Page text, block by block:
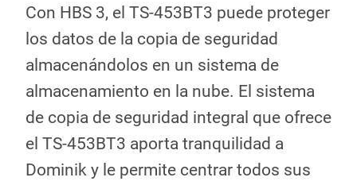
Con HBS 3, el TS-453BT3 puede proteger
los datos de la copia de seguridad
almacenándolos en un sistema de
almacenamiento en la nube. El sistema
de copia de seguridad integral que ofrece
el TS-453BT3 aporta tranquilidad a
Dominik y le permite centrar todos sus